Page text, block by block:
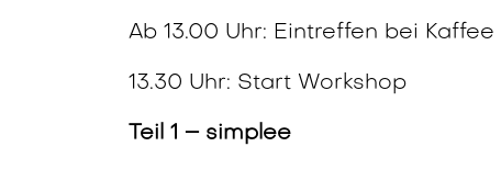
Ab 13.00 Uhr: Eintreffen bei Kaffee
13.30 Uhr: Start Workshop
Teil 1 – simplee